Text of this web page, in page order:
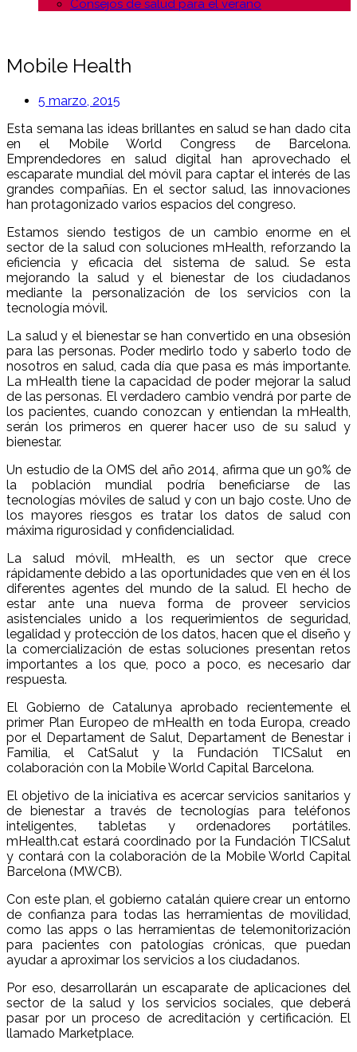
Consejos de salud para el verano
Mobile Health
5 marzo, 2015
Esta semana las ideas brillantes en salud se han dado cita
en el Mobile World Congress de Barcelona.
Emprendedores en salud digital han aprovechado el
escaparate mundial del móvil para captar el interés de las
grandes compañías. En el sector salud, las innovaciones
han protagonizado varios espacios del congreso.
Estamos siendo testigos de un cambio enorme en el
sector de la salud con soluciones mHealth, reforzando la
eficiencia y eficacia del sistema de salud. Se esta
mejorando la salud y el bienestar de los ciudadanos
mediante la personalización de los servicios con la
tecnología móvil.
La salud y el bienestar se han convertido en una obsesión
para las personas. Poder medirlo todo y saberlo todo de
nosotros en salud, cada día que pasa es más importante.
La mHealth tiene la capacidad de poder mejorar la salud
de las personas. El verdadero cambio vendrá por parte de
los pacientes, cuando conozcan y entiendan la mHealth,
serán los primeros en querer hacer uso de su salud y
bienestar.
Un estudio de la OMS del año 2014, afirma que un 90% de
la población mundial podría beneficiarse de las
tecnologías móviles de salud y con un bajo coste. Uno de
los mayores riesgos es tratar los datos de salud con
máxima rigurosidad y confidencialidad.
La salud móvil, mHealth, es un sector que crece
rápidamente debido a las oportunidades que ven en él los
diferentes agentes del mundo de la salud. El hecho de
estar ante una nueva forma de proveer servicios
asistenciales unido a los requerimientos de seguridad,
legalidad y protección de los datos, hacen que el diseño y
la comercialización de estas soluciones presentan retos
importantes a los que, poco a poco, es necesario dar
respuesta.
El Gobierno de Catalunya aprobado recientemente el
primer Plan Europeo de mHealth en toda Europa, creado
por el Departament de Salut, Departament de Benestar i
Familia, el CatSalut y la Fundación TICSalut en
colaboración con la Mobile World Capital Barcelona.
El objetivo de la iniciativa es acercar servicios sanitarios y
de bienestar a través de tecnologías para teléfonos
inteligentes, tabletas y ordenadores portátiles.
mHealth.cat estará coordinado por la Fundación TICSalut
y contará con la colaboración de la Mobile World Capital
Barcelona (MWCB).
Con este plan, el gobierno catalán quiere crear un entorno
de confianza para todas las herramientas de movilidad,
como las apps o las herramientas de telemonitorización
para pacientes con patologías crónicas, que puedan
ayudar a aproximar los servicios a los ciudadanos.
Por eso, desarrollarán un escaparate de aplicaciones del
sector de la salud y los servicios sociales, que deberá
pasar por un proceso de acreditación y certificación. El
llamado Marketplace.